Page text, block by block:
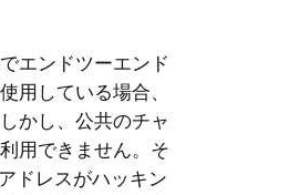
エンドツーエンド
用している場合、
かし、公共のチャ
用できません。そ
ドレスがハッキン